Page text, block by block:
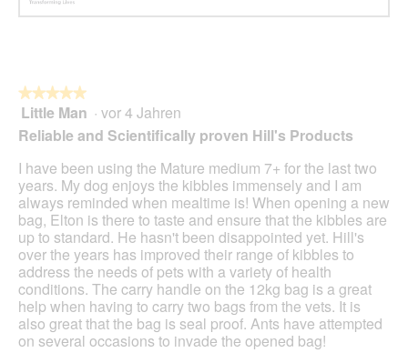
★★★★★
★★★★★
5
von
Sternen.
Little Man · vor 4 Jahren
Reliable and Scientifically proven Hill's Products
I have been using the Mature medium 7+ for the last two
years. My dog enjoys the kibbles immensely and I am
always reminded when mealtime is! When opening a new
bag, Elton is there to taste and ensure that the kibbles are
up to standard. He hasn't been disappointed yet. Hill's
over the years has improved their range of kibbles to
address the needs of pets with a variety of health
conditions. The carry handle on the 12kg bag is a great
help when having to carry two bags from the vets. It is
also great that the bag is seal proof. Ants have attempted
on several occasions to invade the opened bag!